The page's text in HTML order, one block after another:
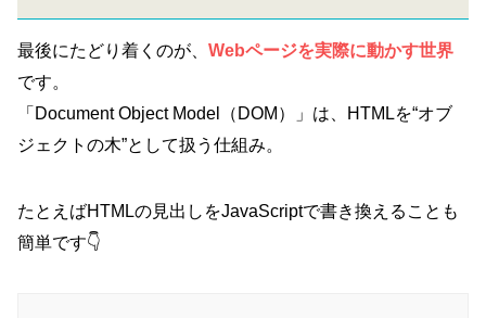
最後にたどり着くのが、 Webページを実際に動かす世界
です。
「Document Object Model（DOM）」は、HTMLを“オブ
ジェクトの木”として扱う仕組み。
たとえばHTMLの見出しをJavaScriptで書き換えることも
簡単です👇